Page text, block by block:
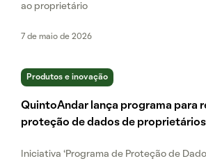
ao proprietário
7 de maio de 2026
Produtos e inovação
QuintoAndar lança programa para
proteção de dados de
Iniciativa ‘Programa de Proteção de